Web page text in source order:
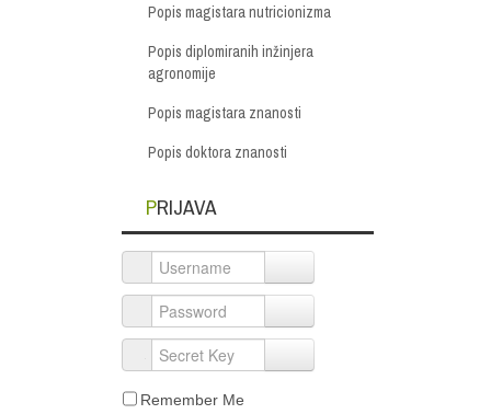
Popis magistara nutricionizma
Popis diplomiranih inžinjera
agronomije
Popis magistara znanosti
Popis doktora znanosti
PRIJAVA
Username
Password
Secret Key
Remember Me